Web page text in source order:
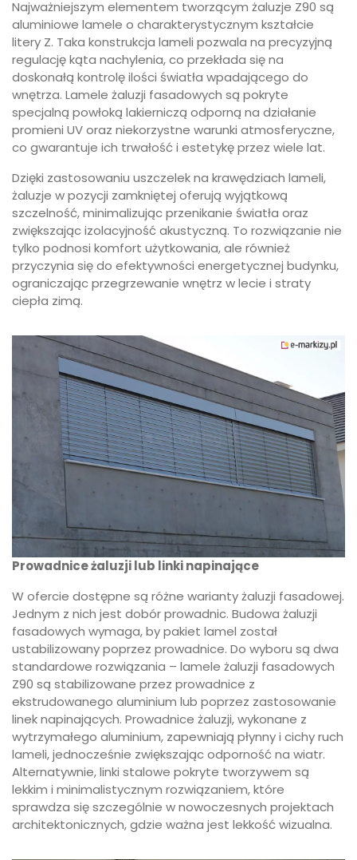
Najważniejszym elementem tworzącym żaluzje Z90 są
aluminiowe lamele o charakterystycznym kształcie
litery Z. Taka konstrukcja lameli pozwala na precyzyjną
regulację kąta nachylenia, co przekłada się na
doskonałą kontrolę ilości światła wpadającego do
wnętrza. Lamele żaluzji fasadowych są pokryte
specjalną powłoką lakierniczą odporną na działanie
promieni UV oraz niekorzystne warunki atmosferyczne,
co gwarantuje ich trwałość i estetykę przez wiele lat.
Dzięki zastosowaniu uszczelek na krawędziach lameli,
żaluzje w pozycji zamkniętej oferują wyjątkową
szczelność, minimalizując przenikanie światła oraz
zwiększając izolacyjność akustyczną. To rozwiązanie nie
tylko podnosi komfort użytkowania, ale również
przyczynia się do efektywności energetycznej budynku,
ograniczając przegrzewanie wnętrz w lecie i straty
ciepła zimą.
Prowadnice żaluzji lub linki napinające
W ofercie dostępne są różne warianty żaluzji fasadowej.
Jednym z nich jest dobór prowadnic. Budowa żaluzji
fasadowych wymaga, by pakiet lamel został
ustabilizowany poprzez prowadnice. Do wyboru są dwa
standardowe rozwiązania – lamele żaluzji fasadowych
Z90 są stabilizowane przez prowadnice z
ekstrudowanego aluminium lub poprzez zastosowanie
linek napinających. Prowadnice żaluzji, wykonane z
wytrzymałego aluminium, zapewniają płynny i cichy ruch
lameli, jednocześnie zwiększając odporność na wiatr.
Alternatywnie, linki stalowe pokryte tworzywem są
lekkim i minimalistycznym rozwiązaniem, które
sprawdza się szczególnie w nowoczesnych projektach
architektonicznych, gdzie ważna jest lekkość wizualna.